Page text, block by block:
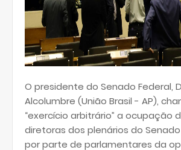
O presidente do Senado Federal,
Alcolumbre (União Brasil - AP),
“exercício arbitrário” a ocupação
diretoras dos plenários do
por parte de parlamentares da